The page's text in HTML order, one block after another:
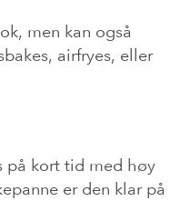
men kan også
airfryes, eller
på kort tid med høy
er den klar på